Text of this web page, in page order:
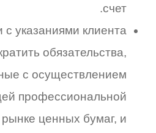
счет.
с указаниями клиента
обязательства,
с осуществлением
профессиональной
ценных бумаг, и